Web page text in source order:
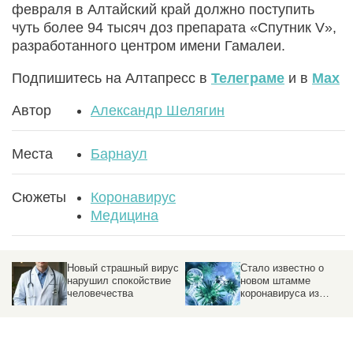
февраля в Алтайский край должно поступить
чуть более 94 тысяч доз препарата «Спутник V»,
разработанного центром имени Гамалеи.
Подпишитесь на Алтапресс в Телеграме и в Max
Автор Александр Шелягин
Места Барнаул
Сюжеты
Коронавирус
Медицина
Новый страшный вирус
нарушил спокойствие
человечества
Стало известно о
новом штамме
коронавируса из